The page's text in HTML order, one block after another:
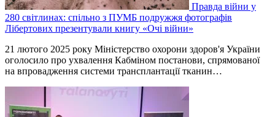
Правда війни у
280 світлинах: спільно з ПУМБ подружжя фотографів
Лібертових презентували книгу «Очі війни»
21 лютого 2025 року Міністерство охорони здоров'я України
оголосило про ухвалення Кабміном постанови, спрямованої
на впровадження системи трансплантації тканин…